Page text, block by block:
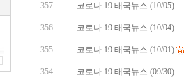
357 코로나 19 태국뉴스 (10/05)
356 코로나 19 태국뉴스 (10/04)
355 코로나 19 태국뉴스 (10/01)
354 코로나 19 태국뉴스 (09/30)